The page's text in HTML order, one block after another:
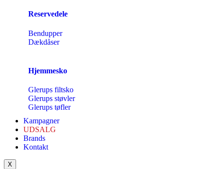
Reservedele
Bendupper
Dækdåser
Hjemmesko
Glerups filtsko
Glerups støvler
Glerups tøfler
Kampagner
UDSALG
Brands
Kontakt
X